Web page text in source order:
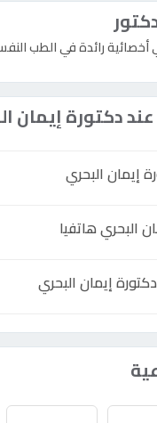
أخصائية رائدة في الطب
دكتورةإيمان
إيمان البحري
البحري هاتفيا
دكتورةإيمان البحري